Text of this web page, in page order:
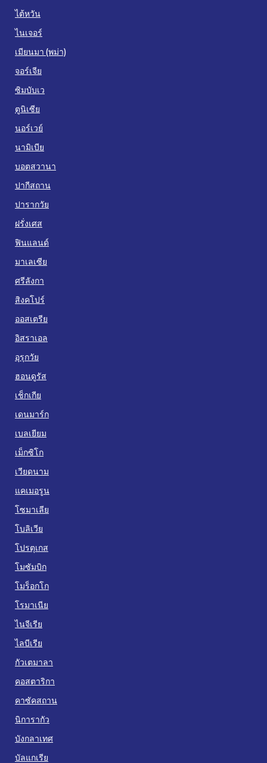
ไต้หวัน
ไนเจอร์
เมียนมา (พม่า)
จอร์เจีย
ซิมบับเว
ตูนิเซีย
นอร์เวย์
นามิเบีย
บอตสวานา
ปากีสถาน
ปารากวัย
ฝรั่งเศส
ฟินแลนด์
มาเลเซีย
ศรีลังกา
สิงคโปร์
ออสเตรีย
อิสราเอล
อุรุกวัย
ฮอนดูรัส
เช็กเกีย
เดนมาร์ก
เบลเยียม
เม็กซิโก
เวียดนาม
แคเมอรูน
โซมาเลีย
โบลิเวีย
โปรตุเกส
โมซัมบิก
โมร็อกโก
โรมาเนีย
ไนจีเรีย
ไลบีเรีย
กัวเตมาลา
คอสตาริกา
คาซัคสถาน
นิการากัว
บังกลาเทศ
บัลแกเรีย